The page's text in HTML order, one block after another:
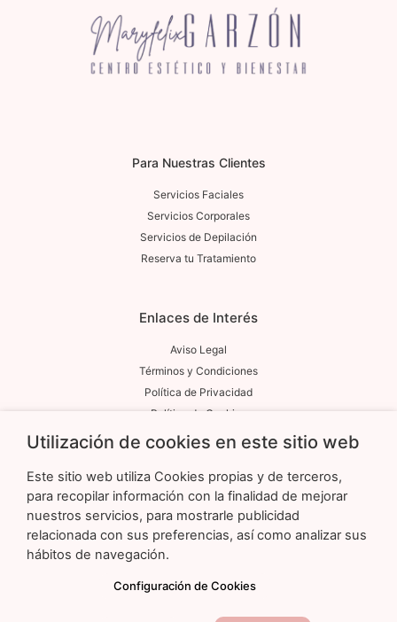
Para Nuestras Clientes
Servicios Faciales
Servicios Corporales
Servicios de Depilación
Reserva tu Tratamiento
Enlaces de Interés
Aviso Legal
Términos y Condiciones
Política de Privacidad
Política de Cookies
Contacto
Calle Duque de Sesto, 50. Local 3 Madrid 28009
Marifelixgarzon@gmail.com
Utilización de cookies en este sitio web
Este sitio web utiliza Cookies propias y de terceros,
para recopilar información con la finalidad de mejorar
nuestros servicios, para mostrarle publicidad
relacionada con sus preferencias, así como analizar sus
hábitos de navegación.
Configuración de Cookies